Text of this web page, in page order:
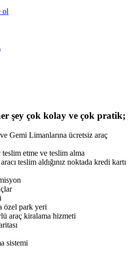
ol
şey çok kolay ve çok pratik;
Gemi Limanlarına ücretsiz araç
etme ve teslim alma
teslim aldığınız noktada kredi kartı
özel park yeri
araç kiralama hizmeti
sistemi